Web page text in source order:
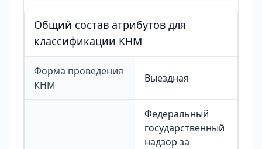
Общий состав атрибутов для
классификации КНМ
Форма проведения
КНМ
Выездная
Федеральный
государственный
надзор за